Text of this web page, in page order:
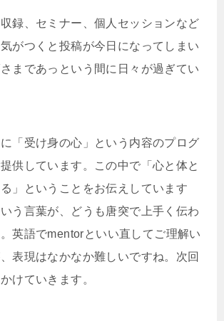
録、セミナー、個人セッションなど
がつくと投稿が今日になってしまい
まであっという間に日々が過ぎてい
「受け身の心」という内容のプログ
供しています。この中で「心と体と
」ということをお伝えしています
う言葉が、どうも唐突で上手く伝わ
英語でmentorといい直してご理解い
表現はなかなか難しいですね。次回
けていきます。